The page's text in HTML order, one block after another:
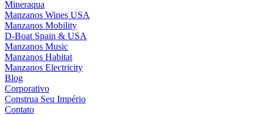
Mineraqua
Manzanos Wines USA
Manzanos Mobility
D-Boat Spain & USA
Manzanos Music
Manzanos Habitat
Manzanos Electricity
Blog
Corporativo
Construa Seu Império
Contato